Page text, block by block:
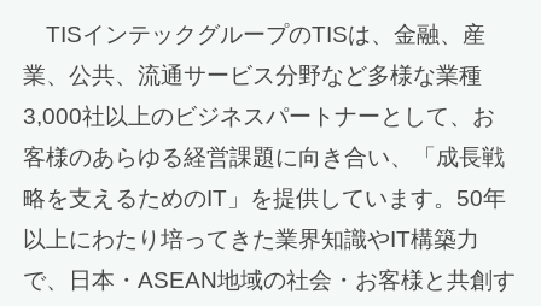
TISインテックグループのTISは、金融、産
業、公共、流通サービス分野など多様な業種
3,000社以上のビジネスパートナーとして、お
客様のあらゆる経営課題に向き合い、「成長戦
略を支えるためのIT」を提供しています。50年
以上にわたり培ってきた業界知識やIT構築力
で、日本・ASEAN地域の社会・お客様と共創す